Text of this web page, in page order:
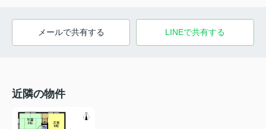
メールで共有する LINEで共有する
近隣の物件